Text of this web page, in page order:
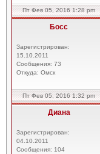
Пт Фев 05, 2016 1:28 pm
Босс
Зарегистрирован:
15.10.2011
Сообщения: 73
Откуда: Омск
Пт Фев 05, 2016 1:32 pm
Диана
Зарегистрирован:
04.10.2011
Сообщения: 104